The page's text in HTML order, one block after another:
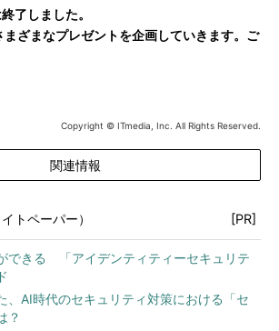
了しました。
ざまなプレゼントを企画していきます。ご
Copyright © ITmedia, Inc. All Rights Reserved.
関連情報
トペーパー） [PR]
できる 「アイデンティティーセキュリテ
、AI時代のセキュリティ対策における「セ
？